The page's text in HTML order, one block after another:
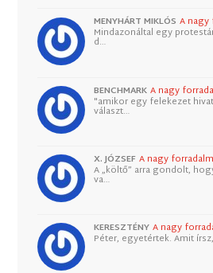
MENYHÁRT MIKLÓS A
Mindazonáltal egy
d…
BENCHMARK A nagy
"amikor egy felekezet
választ…
X. JÓZSEF A nagy
A „költő” arra gondolt,
va…
KERESZTÉNY A nagy
Péter, egyetértek. Amit